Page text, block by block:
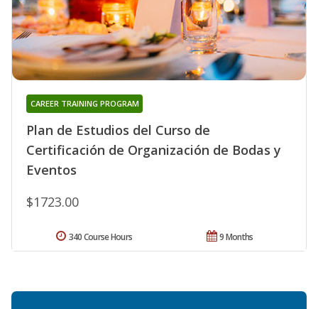
Plan de Estudios del Curso de
Certificación de Organización de Bodas y
Eventos
CAREER TRAINING PROGRAM
$1723.00
9 Months
340 Course Hours